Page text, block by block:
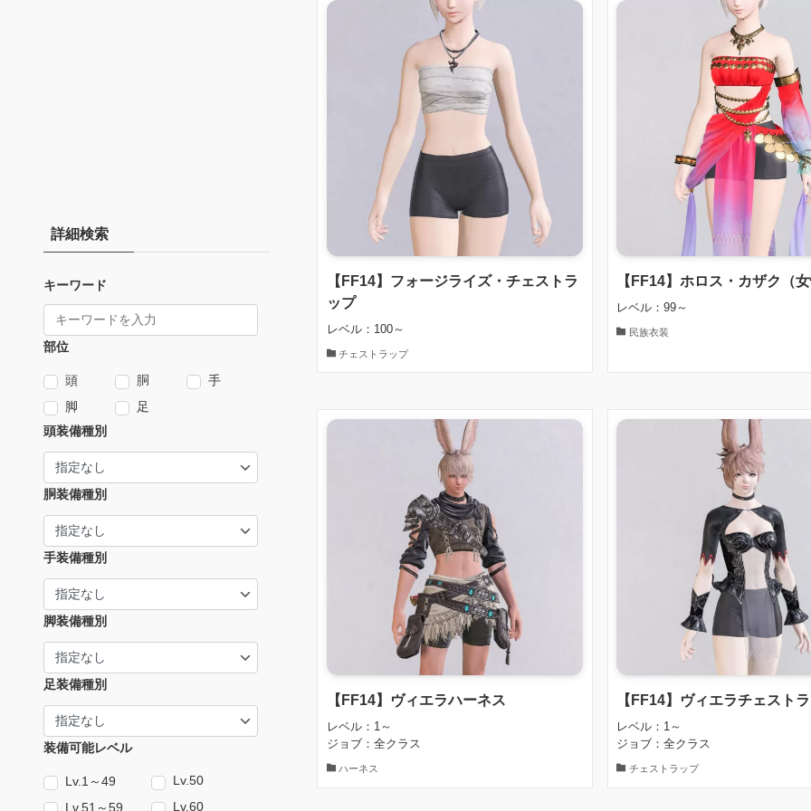
【FF14】フォージライズ・チェストラ
ップ
レベル：100～
チェストラップ
【FF14】ホロス・カザク（
レベル：99～
民族衣装
【FF14】ヴィエラハーネス
レベル：1～
ジョブ：全クラス
ハーネス
【FF14】ヴィエラチェスト
レベル：1～
ジョブ：全クラス
チェストラップ
詳細検索
キーワード
部位
頭 胴
手
脚
足
頭装備種別
胴装備種別
手装備種別
脚装備種別
足装備種別
装備可能レベル
Lv.1～49
Lv.50
Lv.51～59
Lv.60